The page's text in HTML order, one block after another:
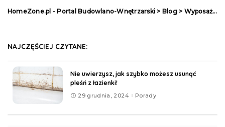
HomeZone.pl - Portal Budowlano-Wnętrzarski > Blog> Wyposażenie
NAJCZĘŚCIEJ CZYTANE:
Nie uwierzysz, jak szybko możesz usunąć
pleśń z łazienki!
29 grudnia, 2024 Porady